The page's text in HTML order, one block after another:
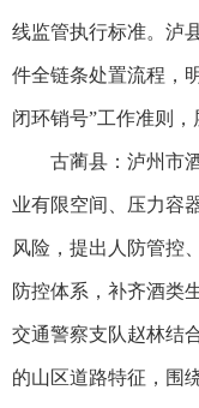
线监管执行标准。泸
件全链条处置流程，
闭环销号”工作准则，
古蔺县：泸州市酒
业有限空间、压力容
风险，提出人防管控
防控体系，补齐酒类
交通警察支队赵林结
的山区道路特征，围